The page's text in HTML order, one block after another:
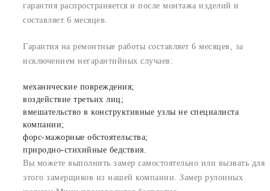
гарантия распространяется и после монтажа изделий и
составляет 6 месяцев.
Гарантия на ремонтные работы составляет 6 месяцев, за
исключением негарантийных случаев:
механические повреждения;
воздействие третьих лиц;
вмешательство в конструктивные узлы не специалиста
компании;
форс-мажорные обстоятельства;
природно-стихийные бедствия.
Вы можете выполнить замер самостоятельно или вызвать для
этого замерщиков из нашей компании. Замер рулонных